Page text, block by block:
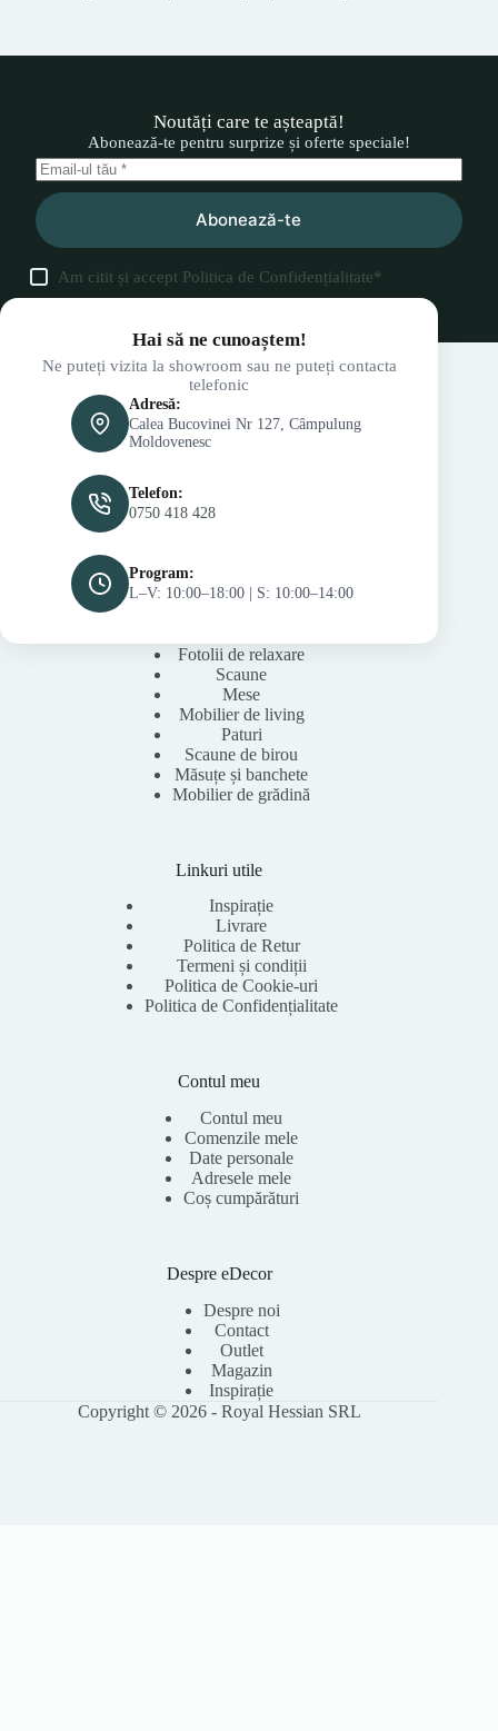
Noutăți care te așteaptă!
Abonează-te pentru surprize și oferte speciale!
Abonează-te
Am citit și accept Politica de Confidențialitate*
Hai să ne cunoaștem!
Ne puteți vizita la showroom sau ne puteți contacta
telefonic
Adresă:
Calea Bucovinei Nr 127, Câmpulung
Moldovenesc
Telefon:
0750 418 428
Program:
L–V: 10:00–18:00 | S: 10:00–14:00
Fotolii de relaxare
Scaune
Mese
Mobilier de living
Paturi
Scaune de birou
Măsuțe și banchete
Mobilier de grădină
Linkuri utile
Inspirație
Livrare
Politica de Retur
Termeni și condiții
Politica de Cookie-uri
Politica de Confidențialitate
Contul meu
Contul meu
Comenzile mele
Date personale
Adresele mele
Coș cumpărături
Despre eDecor
Despre noi
Contact
Outlet
Magazin
Inspirație
Copyright © 2026 - Royal Hessian SRL